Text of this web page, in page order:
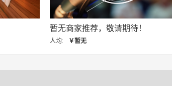
暂无商家推荐，敬请期待！
人均: ￥暂无